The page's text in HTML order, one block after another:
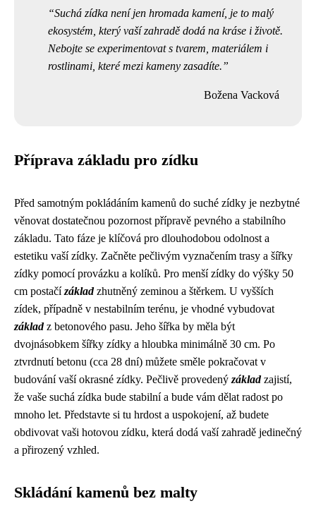
Suchá zídka není jen hromada kamení, je to malý
ekosystém, který vaší zahradě dodá na kráse i životě.
Nebojte se experimentovat s tvarem, materiálem i
rostlinami, které mezi kameny zasadíte.
Božena Vacková
Příprava základu pro zídku
Před samotným pokládáním kamenů do suché zídky je nezbytné
věnovat dostatečnou pozornost přípravě pevného a stabilního
základu. Tato fáze je klíčová pro dlouhodobou odolnost a
estetiku vaší zídky. Začněte pečlivým vyznačením trasy a šířky
zídky pomocí provázku a kolíků. Pro menší zídky do výšky 50
cm postačízákladzhutněný zeminou a štěrkem. U vyšších
zídek, případně v nestabilním terénu, je vhodné vybudovat
základz betonového pasu. Jeho šířka by měla být
dvojnásobkem šířky zídky a hloubka minimálně 30 cm. Po
ztvrdnutí betonu (cca 28 dní) můžete směle pokračovat v
budování vaší okrasné zídky. Pečlivě provedený základzajistí,
že vaše suchá zídka bude stabilní a bude vám dělat radost po
mnoho let. Představte si tu hrdost a uspokojení, až budete
obdivovat vaši hotovou zídku, která dodá vaší zahradě jedinečný
a přirozený vzhled.
Skládání kamenů bez malty